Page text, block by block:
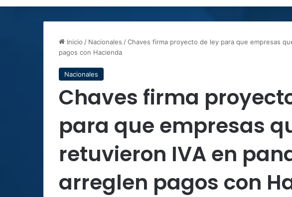
Inicio / Nacionales /Chaves firma proyecto de ley para que empresas
pagos con Hacienda
Nacionales
Chaves firma
para que empresas
retuvieron IVA en
arreglen pagos con